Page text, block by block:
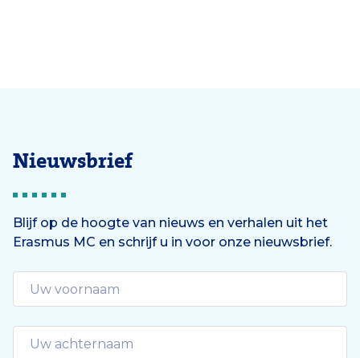
Nieuwsbrief
Blijf op de hoogte van nieuws en verhalen uit het
Erasmus MC en schrijf u in voor onze nieuwsbrief.